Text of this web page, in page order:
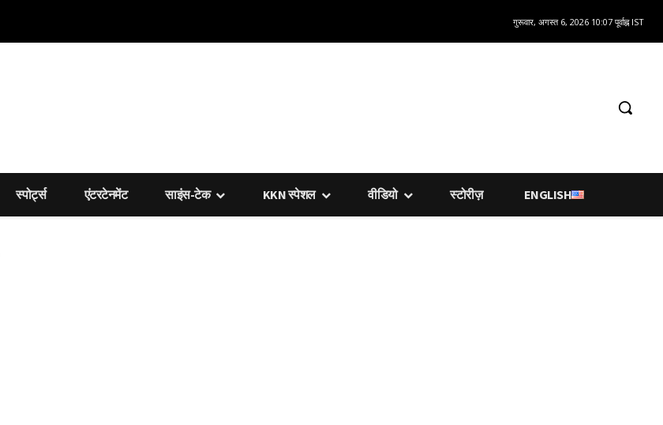
गुरूवार, अगस्त 6, 2026 10:07 पूर्वाह्न IST
स्पोर्ट्स एंटरटेनमेंट साइंस-टेक KKN स्पेशल वीडियो स्टोरीज़ ENGLISH